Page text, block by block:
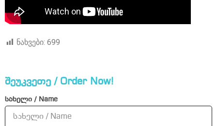
ნახვები: 699
შეუკვეთე / Order Now!
სახელი / Name